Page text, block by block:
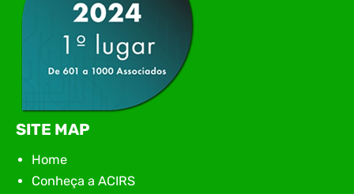
SITE MAP
Home
Conheça a ACIRS